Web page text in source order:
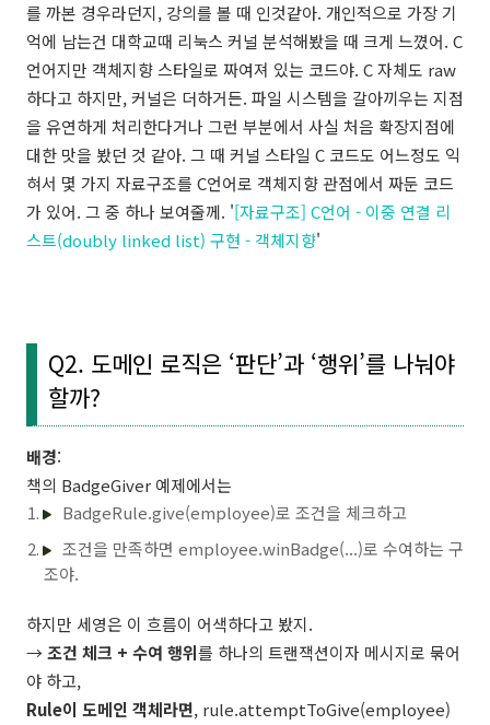
를 까본 경우라던지, 강의를 볼 때 인것같아. 개인적으로 가장 기
억에 남는건 대학교때 리눅스 커널 분석해봤을 때 크게 느꼈어. C
언어지만 객체지향 스타일로 짜여져 있는 코드야. C 자체도 raw
하다고 하지만, 커널은 더하거든. 파일 시스템을 갈아끼우는 지점
을 유연하게 처리한다거나 그런 부분에서 사실 처음 확장지점에
대한 맛을 봤던 것 같아. 그 때 커널 스타일 C 코드도 어느정도 익
혀서 몇 가지 자료구조를 C언어로 객체지향 관점에서 짜둔 코드
가 있어. 그 중 하나 보여줄께. '[자료구조] C언어 - 이중 연결 리
스트(doubly linked list) 구현 - 객체지향'
Q2. 도메인 로직은 ‘판단’과 ‘행위’를 나눠야
할까?
배경:
책의 BadgeGiver 예제에서는
BadgeRule.give(employee)로 조건을 체크하고
조건을 만족하면 employee.winBadge(...)로 수여하는 구
조야.
하지만 세영은 이 흐름이 어색하다고 봤지.
→조건 체크 + 수여 행위를 하나의 트랜잭션이자 메시지로 묶어
야 하고,
Rule이 도메인 객체라면, rule.attemptToGive(employee)